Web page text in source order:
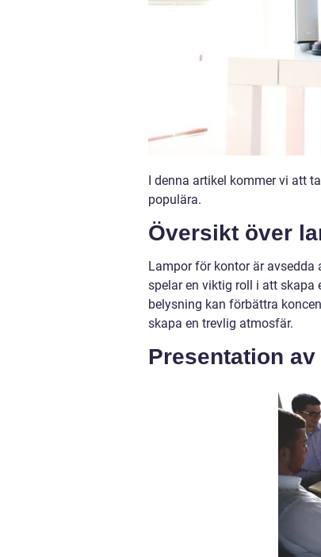
I denna artikel kommer vi att
populära.
Översikt över
Lampor för kontor är
spelar en viktig roll i att skapa
belysning kan förbättra
skapa en trevlig atmosfär.
Presentation